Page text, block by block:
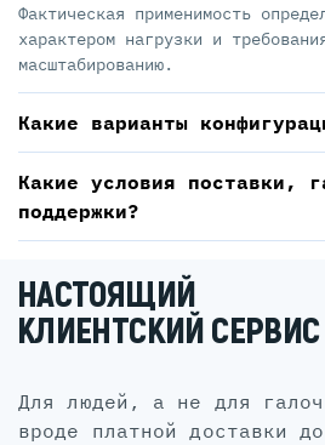
Фактическая применимость
характером нагрузки и
масштабированию.
Какие варианты
Какие условия поставки,
поддержки?
НАСТОЯЩИЙ
КЛИЕНТСКИЙ СЕРВИС
для людей, а не для галочки: без мелочей
вроде платной доставки